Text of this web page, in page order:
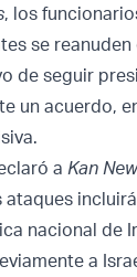
, los
se
de seguir
un acuerdo,
a Kan
nacional de
a